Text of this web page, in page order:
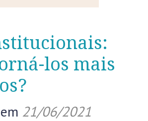
los mais
21/06/2021